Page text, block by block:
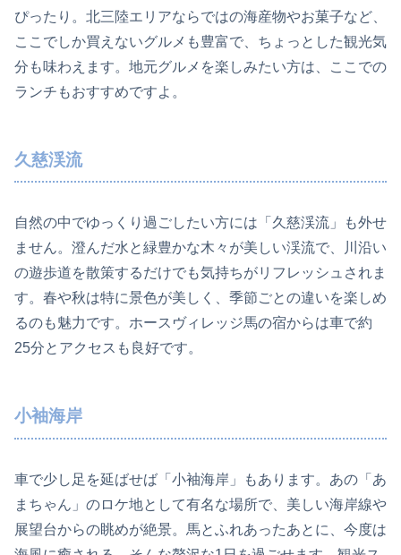
ぴったり。北三陸エリアならではの海産物やお菓子など、
ここでしか買えないグルメも豊富で、ちょっとした観光気
分も味わえます。地元グルメを楽しみたい方は、ここでの
ランチもおすすめですよ。
久慈渓流
自然の中でゆっくり過ごしたい方には「久慈渓流」も外せ
ません。澄んだ水と緑豊かな木々が美しい渓流で、川沿い
の遊歩道を散策するだけでも気持ちがリフレッシュされま
す。春や秋は特に景色が美しく、季節ごとの違いを楽しめ
るのも魅力です。ホースヴィレッジ馬の宿からは車で約
25分とアクセスも良好です。
小袖海岸
車で少し足を延ばせば「小袖海岸」もあります。あの「あ
まちゃん」のロケ地として有名な場所で、美しい海岸線や
展望台からの眺めが絶景。馬とふれあったあとに、今度は